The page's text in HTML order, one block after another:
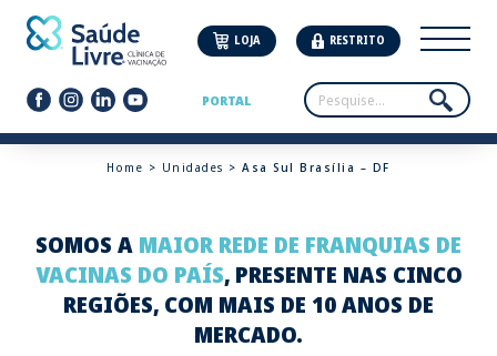
LOJA RESTRITO
PORTAL
Home > Unidades > Asa Sul Brasília – DF
SOMOS A MAIOR REDE DE FRANQUIAS DE
VACINAS DO PAÍS, PRESENTE NAS CINCO
REGIÕES, COM MAIS DE 10 ANOS DE
MERCADO.